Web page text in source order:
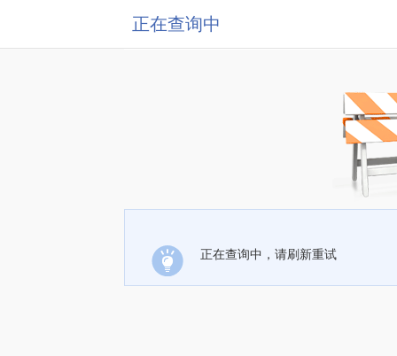
正在查询中
正在查询中，请刷新重试